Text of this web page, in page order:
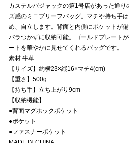
カステルバジャックの第1号店があった通
ズ感のミニブリーフバッグ。マチや持ち手
め、自立します。背面と内側にポケットが
バラつかずに収納可能。ゴールドプレート
ートを華やかに見せてくれるバッグです。
素材:牛革
【サイズ】約横23×縦16×マチ4(cm)
【重さ】500g
【持ち手】立ち上がり9cm
【収納機能】
●背面マグホックポケット
●ポケット
●ファスナーポケット